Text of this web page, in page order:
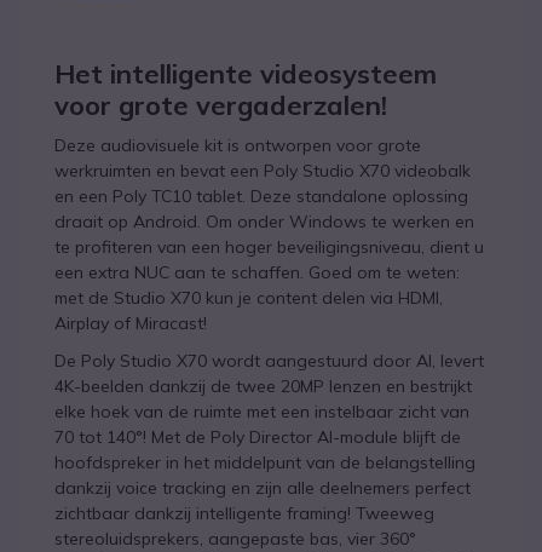
Het intelligente videosysteem
voor grote vergaderzalen!
Deze audiovisuele kit is ontworpen voor grote
werkruimten en bevat een Poly Studio X70 videobalk
en een Poly TC10 tablet. Deze standalone oplossing
draait op Android. Om onder Windows te werken en
te profiteren van een hoger beveiligingsniveau, dient u
een extra NUC aan te schaffen. Goed om te weten:
met de Studio X70 kun je content delen via HDMI,
Airplay of Miracast!
De Poly Studio X70 wordt aangestuurd door AI, levert
4K-beelden dankzij de twee 20MP lenzen en bestrijkt
elke hoek van de ruimte met een instelbaar zicht van
70 tot 140°! Met de Poly Director AI-module blijft de
hoofdspreker in het middelpunt van de belangstelling
dankzij voice tracking en zijn alle deelnemers perfect
zichtbaar dankzij intelligente framing! Tweeweg
stereoluidsprekers, aangepaste bas, vier 360°